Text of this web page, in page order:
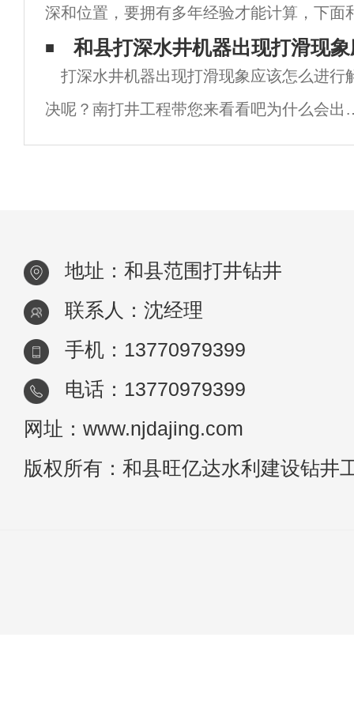
深和位置，要拥有多年经验才能计算，下面
编就来介绍一下平原打井如何判断水深?希
帮助。 在平原地带打井是比较容易的，
和县打深水井机器出现打滑现
打深水井机器出现打滑现象应该怎么进行
决呢？南打井工程带您来看看吧为什么会出
滑动现象：当发生滑移现象时，钻孔机此时
地址：和县范围打井钻井
联系人：沈经理
手机：13770979399
电话：13770979399
网址：www.njdajing.com
版权所有：和县旺亿达水利建设钻井